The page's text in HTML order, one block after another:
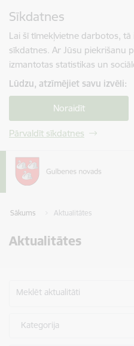
Sīkdatnes
Lai šī tīmekļvietne darbotos,
sīkdatnes. Ar Jūsu piekrišanu
izmantotas statistikas un
Lūdzu, atzīmējiet savu izvēli:
Noraidīt
Pārvaldīt sīkdatnes
Sākums Aktualitātes
Aktualitātes
Meklēt aktualitāti
Kategorija